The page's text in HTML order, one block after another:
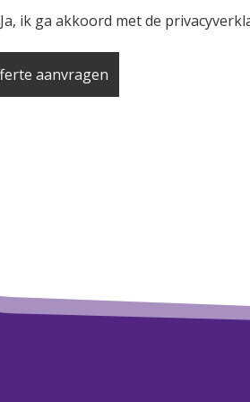
Ja, ik ga akkoord met de